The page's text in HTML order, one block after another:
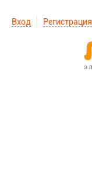
Вход Регистрация